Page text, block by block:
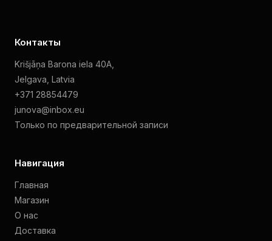
Контакты
Krišjāņa Barona iela 40A,
Jelgava, Latvia
+371 28854479
junova@inbox.eu
Только по предварительной записи
Навигация
Главная
Магазин
О нас
Доставка